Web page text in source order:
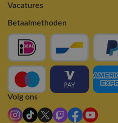
Vacatures
Betaalmethoden
Volg ons